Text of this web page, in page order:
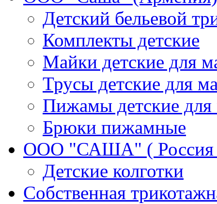
Детский бельевой
Комплекты детские
Майки детские для
Трусы детские для
Пижамы детские для
Брюки пижамные
ООО "САША" ( Россия )
Детские колготки
Собственная